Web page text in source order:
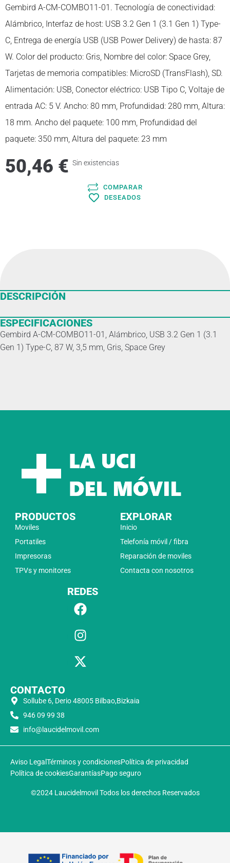
Gembird A-CM-COMBO11-01. Tecnología de conectividad:
Alámbrico, Interfaz de host: USB 3.2 Gen 1 (3.1 Gen 1) Type-
C, Entrega de energía USB (USB Power Delivery) de hasta: 87
W. Color del producto: Gris, Nombre del color: Space Grey,
Tarjetas de memoria compatibles: MicroSD (TransFlash), SD.
Alimentación: USB, Conector eléctrico: USB Tipo C, Voltaje de
entrada AC: 5 V. Ancho: 80 mm, Profundidad: 280 mm, Altura:
18 mm. Ancho del paquete: 100 mm, Profundidad del
paquete: 350 mm, Altura del paquete: 23 mm
50,46 € Sin existencias
COMPARAR
DESEADOS
DESCRIPCIÓN
ESPECIFICACIONES
Gembird A-CM-COMBO11-01, Alámbrico, USB 3.2 Gen 1 (3.1
Gen 1) Type-C, 87 W, 3,5 mm, Gris, Space Grey
PRODUCTOS
Moviles
Portatiles
Impresoras
TPVs y monitores
EXPLORAR
Inicio
Telefonía móvil / fibra
Reparación de moviles
Contacta con nosotros
REDES
CONTACTO
Sollube 6, Derio 48005 Bilbao,Bizkaia
946 09 99 38
info@laucidelmovil.com
Aviso LegalTérminos y condicionesPolítica de privacidad
Política de cookiesGarantíasPago seguro
©2024 Laucidelmovil Todos los derechos Reservados